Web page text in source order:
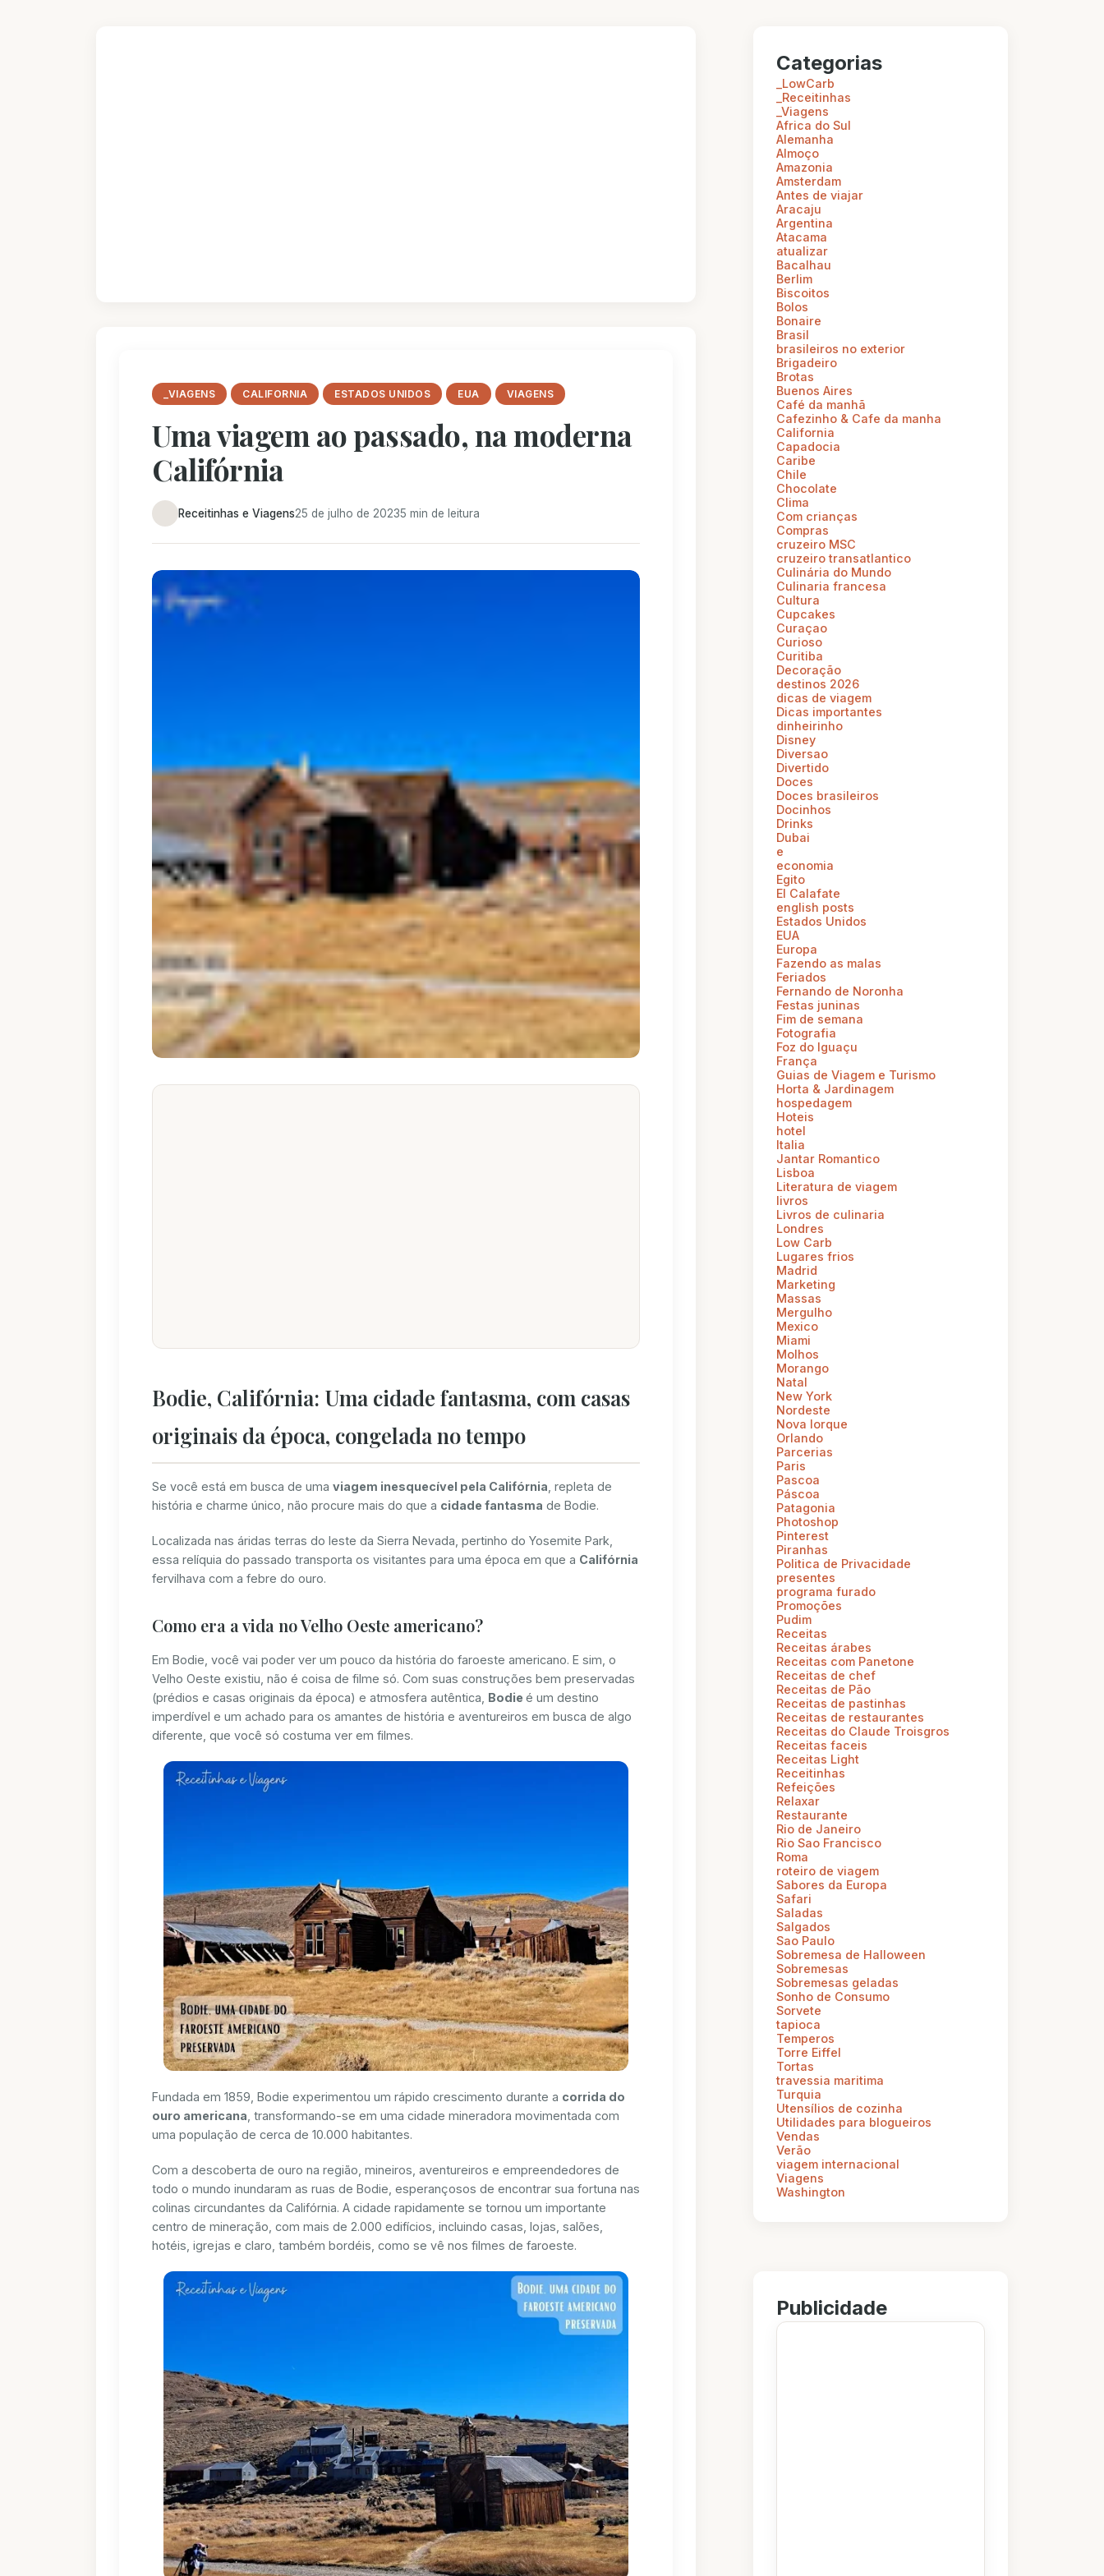
_VIAGENS CALIFORNIA ESTADOS UNIDOS EUA VIAGENS
Uma viagem ao passado, na moderna
Califórnia
Receitinhas e Viagens25 de julho de 20235 min de leitura
Bodie, Califórnia: Uma cidade fantasma, com casas
originais da época, congelada no tempo
Se você está em busca de uma viagem inesquecível pela Califórnia , repleta de
história e charme único, não procure mais do que a cidade fantasma de Bodie.
Localizada nas áridas terras do leste da Sierra Nevada, pertinho do Yosemite Park,
essa relíquia do passado transporta os visitantes para uma época em que a Califórnia
fervilhava com a febre do ouro.
Como era a vida no Velho Oeste americano?
Em Bodie, você vai poder ver um pouco da história do faroeste americano. E sim, o
Velho Oeste existiu, não é coisa de filme só. Com suas construções bem preservadas
(prédios e casas originais da época) e atmosfera autêntica, Bodie é um destino
imperdível e um achado para os amantes de história e aventureiros em busca de algo
diferente, que você só costuma ver em filmes.
Fundada em 1859, Bodie experimentou um rápido crescimento durante a corrida do
ouro americana , transformando-se em uma cidade mineradora movimentada com
uma população de cerca de 10.000 habitantes.
Com a descoberta de ouro na região, mineiros, aventureiros e empreendedores de
todo o mundo inundaram as ruas de Bodie, esperançosos de encontrar sua fortuna nas
colinas circundantes da Califórnia. A cidade rapidamente se tornou um importante
centro de mineração, com mais de 2.000 edifícios, incluindo casas, lojas, salões,
hotéis, igrejas e claro, também bordéis, como se vê nos filmes de faroeste.
Categorias
_LowCarb
_Receitinhas
_Viagens
Africa do Sul
Alemanha
Almoço
Amazonia
Amsterdam
Antes de viajar
Aracaju
Argentina
Atacama
atualizar
Bacalhau
Berlim
Biscoitos
Bolos
Bonaire
Brasil
brasileiros no exterior
Brigadeiro
Brotas
Buenos Aires
Café da manhã
Cafezinho & Cafe da manha
California
Capadocia
Caribe
Chile
Chocolate
Clima
Com crianças
Compras
cruzeiro MSC
cruzeiro transatlantico
Culinária do Mundo
Culinaria francesa
Cultura
Cupcakes
Curaçao
Curioso
Curitiba
Decoração
destinos 2026
dicas de viagem
Dicas importantes
dinheirinho
Disney
Diversao
Divertido
Doces
Doces brasileiros
Docinhos
Drinks
Dubai
e
economia
Egito
El Calafate
english posts
Estados Unidos
EUA
Europa
Fazendo as malas
Feriados
Fernando de Noronha
Festas juninas
Fim de semana
Fotografia
Foz do Iguaçu
França
Guias de Viagem e Turismo
Horta & Jardinagem
hospedagem
Hoteis
hotel
Italia
Jantar Romantico
Lisboa
Literatura de viagem
livros
Livros de culinaria
Londres
Low Carb
Lugares frios
Madrid
Marketing
Massas
Mergulho
Mexico
Miami
Molhos
Morango
Natal
New York
Nordeste
Nova Iorque
Orlando
Parcerias
Paris
Pascoa
Páscoa
Patagonia
Photoshop
Pinterest
Piranhas
Politica de Privacidade
presentes
programa furado
Promoções
Pudim
Receitas
Receitas árabes
Receitas com Panetone
Receitas de chef
Receitas de Pão
Receitas de pastinhas
Receitas de restaurantes
Receitas do Claude Troisgros
Receitas faceis
Receitas Light
Receitinhas
Refeições
Relaxar
Restaurante
Rio de Janeiro
Rio Sao Francisco
Roma
roteiro de viagem
Sabores da Europa
Safari
Saladas
Salgados
Sao Paulo
Sobremesa de Halloween
Sobremesas
Sobremesas geladas
Sonho de Consumo
Sorvete
tapioca
Temperos
Torre Eiffel
Tortas
travessia maritima
Turquia
Utensílios de cozinha
Utilidades para blogueiros
Vendas
Verão
viagem internacional
Viagens
Washington
Publicidade